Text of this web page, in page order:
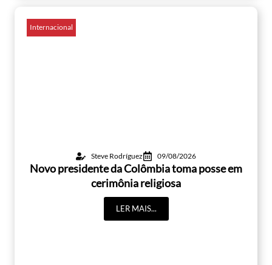
Internacional
Steve Rodríguez 09/08/2026
Novo presidente da Colômbia toma posse em
cerimônia religiosa
LER MAIS...